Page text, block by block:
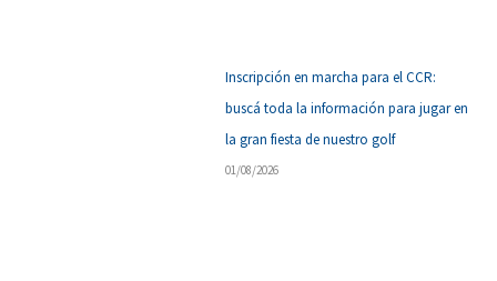
Inscripción en marcha para el CCR:
buscá toda la información para jugar en
la gran fiesta de nuestro golf
01/08/2026